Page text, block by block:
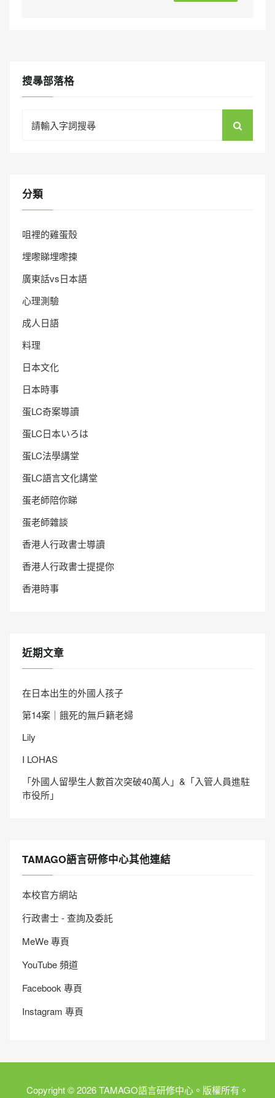
搜㝷部落格
for:
分類
咀裡的雞蛋殼
埋嚟睇埋嚟揀
廣東話vs日本語
心理測驗
成人日語
料理
日本文化
日本時事
蛋LC奇案導讀
蛋LC日本いろは
蛋LC法學講堂
蛋LC語言文化講堂
蛋老師陪你睇
蛋老師雜談
香港人行政書士導讀
香港人行政書士提提你
香港時事
近期文章
在日本出生的外國人孩子
第14案｜餓死的無戶籍老婦
Lily
I LOHAS
「外國人留學生人數首次突破40萬人」&「入管人員進駐
市役所」
TAMAGO語言研修中心其他連結
本校官方網站
行政書士 - 查詢及委託
MeWe 專頁
YouTube 頻道
Facebook 專頁
Instagram 專頁
Copyright © 2026 TAMAGO語言研修中心。版權所有。